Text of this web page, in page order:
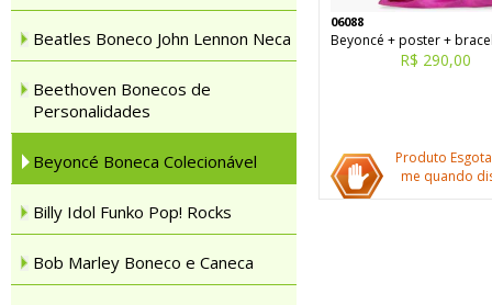
Beatles Boneco John Lennon Neca
Beethoven Bonecos de
Personalidades
Beyoncé Boneca Colecionável
Billy Idol Funko Pop! Rocks
Bob Marley Boneco e Caneca
06088
Beyoncé + poster +
R$ 290,00
Produto
me quando